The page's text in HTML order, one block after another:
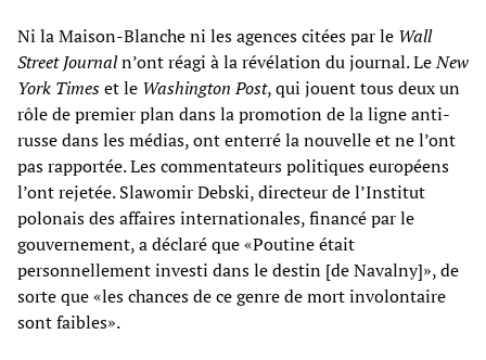
Ni la Maison-Blanche ni les agences citées par le Wall
Street Journaln’ont réagi à la révélation du journal. LeNew
York Timeset le Washington Post, qui jouent tous deux un
rôle de premier plan dans la promotion de la ligne anti-
russe dans les médias, ont enterré la nouvelle et ne l’ont
pas rapportée. Les commentateurs politiques européens
l’ont rejetée. Slawomir Debski, directeur de l’Institut
polonais des affaires internationales, financé par le
gouvernement, a déclaré que «Poutine était
personnellement investi dans le destin [de Navalny]», de
sorte que «les chances de ce genre de mort involontaire
sont faibles».